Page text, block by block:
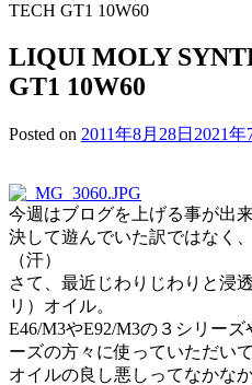
TECH GT1 10W60
LIQUI MOLY
GT1 10W60
Posted on 2011年8月28日 2021年
今週はブログを上げる事が出
決して遊んでいた訳ではなく
（汗）
さて、最近じわりじわりと浸
リ）オイル。
E46/M3やE92/M3の３シリーズ
ーズの方々に使っていただい
オイルの良し悪しってなかな